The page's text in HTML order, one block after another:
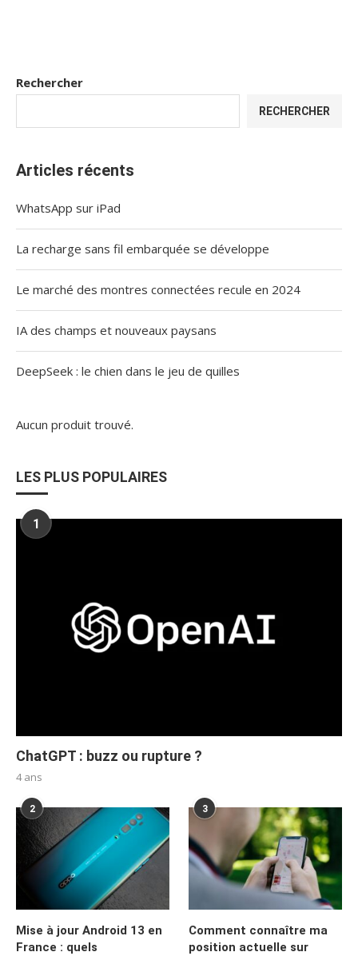
Rechercher
RECHERCHER
Articles récents
WhatsApp sur iPad
La recharge sans fil embarquée se développe
Le marché des montres connectées recule en 2024
IA des champs et nouveaux paysans
DeepSeek : le chien dans le jeu de quilles
Aucun produit trouvé.
LES PLUS POPULAIRES
1
ChatGPT : buzz ou rupture ?
4 ans
2
Mise à jour Android 13 en
France : quels
3
Comment connaître ma
position actuelle sur